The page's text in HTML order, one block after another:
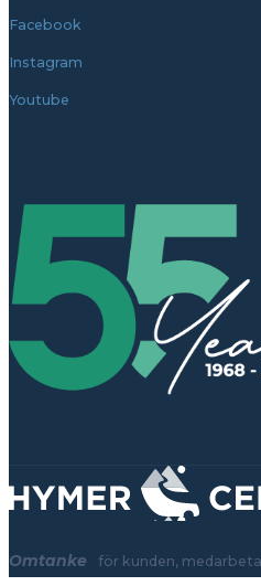
Facebook
Instagram
Youtube
Omtanke för kunden,